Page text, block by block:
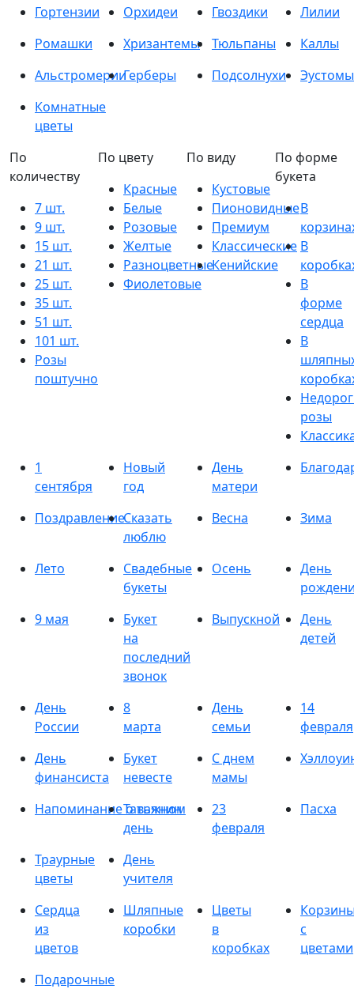
Гортензии
Орхидеи Гвоздики
Лилии
Ромашки
Хризантемы Тюльпаны
Каллы
АльстромерииГерберы Подсолнухи
Эустомы
Комнатные
цветы
По
количеству
7 шт.
9 шт.
15 шт.
21 шт.
25 шт.
35 шт.
51 шт.
101 шт.
Розы
поштучно
По цвету
Красные
Белые
Розовые
Желтые
Разноцветные
Фиолетовые
По виду
Кустовые
Пионовидные
Премиум
Классические
Кенийские
По форме
букета
В
В
В
форме
сердца
В
розы
1
сентября
Новый
год
День
матери
ПоздравлениеСказать
люблю
Весна Зима
Лето
Свадебные
букеты
Осень
День
9 мая
Букет
на
последний
звонок
Выпускной
День
детей
День
России
8
марта
День
семьи
14
февраля
День
финансиста
Букет
невесте
С днем
мамы
Напоминание о важном
Татьянин
день
23
февраля
Пасха
Траурные
цветы
День
учителя
Сердца
из
цветов
Шляпные
коробки
Цветы
в
коробках
с
цветами
Подарочные